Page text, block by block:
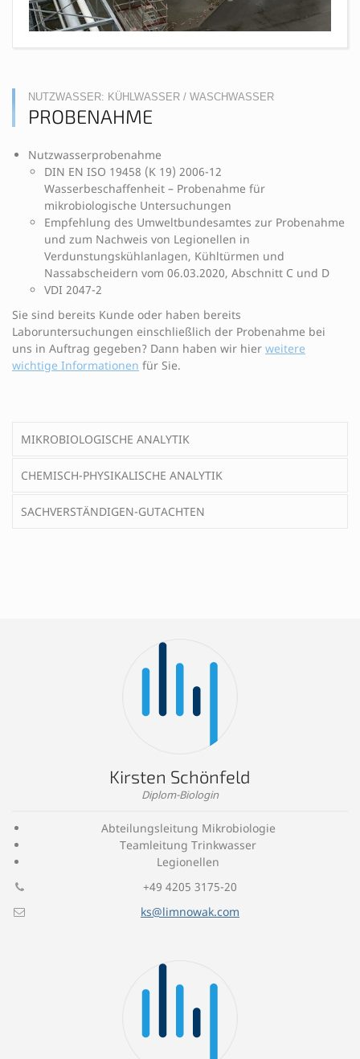
NUTZWASSER: KÜHLWASSER / WASCHWASSER
PROBENAHME
Nutzwasserprobenahme
DIN EN ISO 19458 (K 19) 2006-12
Wasserbeschaffenheit – Probenahme für
mikrobiologische Untersuchungen
Empfehlung des Umweltbundesamtes zur Probenahme
und zum Nachweis von Legionellen in
Verdunstungskühlanlagen, Kühltürmen und
Nassabscheidern vom 06.03.2020, Abschnitt C und D
VDI 2047-2
Sie sind bereits Kunde oder haben bereits
Laboruntersuchungen einschließlich der Probenahme bei
uns in Auftrag gegeben? Dann haben wir hier weitere
wichtige Informationen für Sie.
MIKROBIOLOGISCHE ANALYTIK
CHEMISCH-PHYSIKALISCHE ANALYTIK
SACHVERSTÄNDIGEN-GUTACHTEN
Kirsten Schönfeld
Diplom-Biologin
Abteilungsleitung Mikrobiologie
Teamleitung Trinkwasser
Legionellen
+49 4205 3175-20
ks@limnowak.com